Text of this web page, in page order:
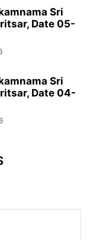
Sri
Date 05-
Sri
Date 04-